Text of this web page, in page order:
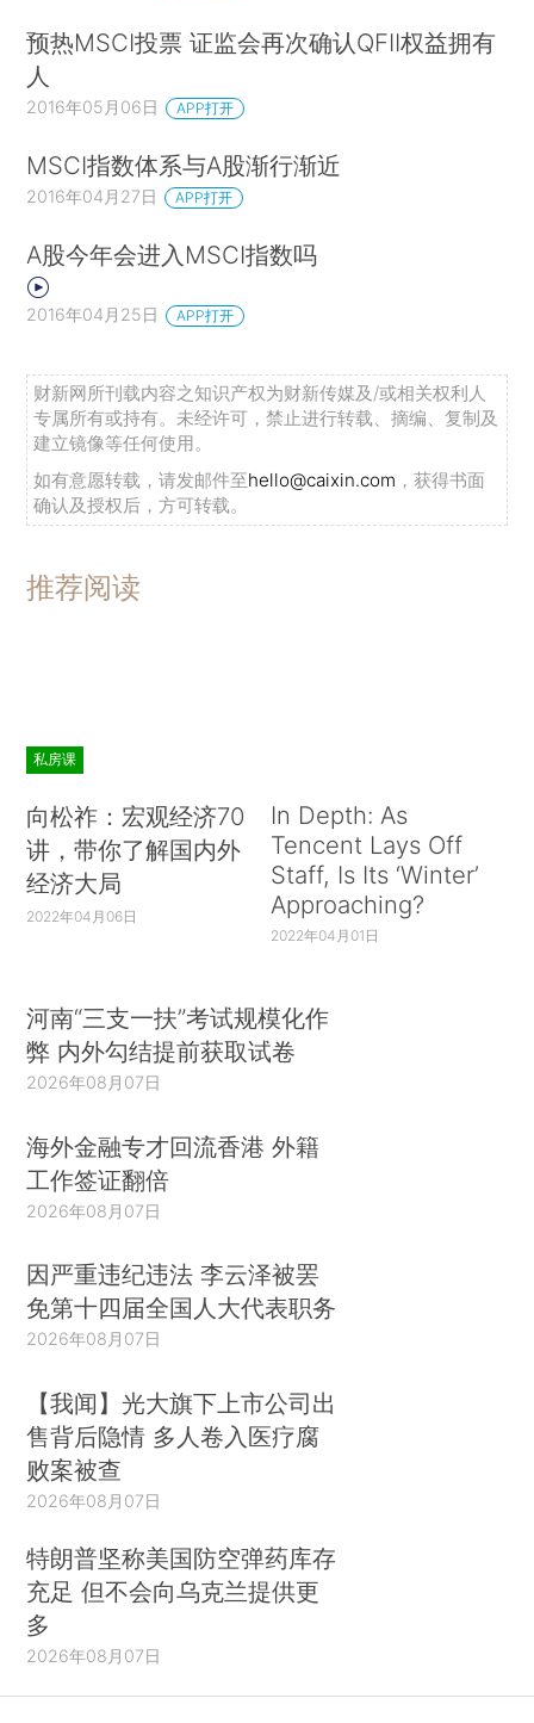
预热MSCI投票 证监会再次确认QFII权益拥有
人
2016年05月06日 APP打开
MSCI指数体系与A股渐行渐近
2016年04月27日 APP打开
A股今年会进入MSCI指数吗
2016年04月25日 APP打开
财新网所刊载内容之知识产权为财新传媒及/或相关权利人
专属所有或持有。未经许可，禁止进行转载、摘编、复制及
建立镜像等任何使用。
如有意愿转载，请发邮件至hello@caixin.com ，获得书面
确认及授权后，方可转载。
推荐阅读
私房课
向松祚：宏观经济70
讲，带你了解国内外
经济大局
2022年04月06日
In Depth: As
Tencent Lays Off
Staff, Is Its ‘Winter’
Approaching?
2022年04月01日
河南“三支一扶”考试规模化作
弊 内外勾结提前获取试卷
2026年08月07日
海外金融专才回流香港 外籍
工作签证翻倍
2026年08月07日
因严重违纪违法 李云泽被罢
免第十四届全国人大代表职务
2026年08月07日
【我闻】光大旗下上市公司出
售背后隐情 多人卷入医疗腐
败案被查
2026年08月07日
特朗普坚称美国防空弹药库存
充足 但不会向乌克兰提供更
多
2026年08月07日